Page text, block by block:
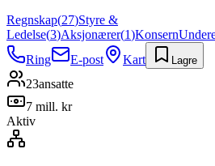
Regnskap(27)Styre &
Ledelse(3)Aksjonærer(1)Konsern
Ring
E-post Kart Lagre
23ansatte
7 mill. kr
Aktiv